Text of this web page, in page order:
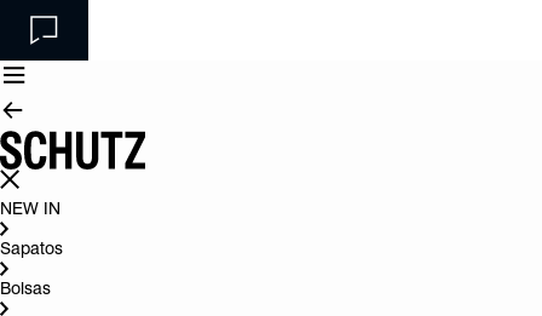
NEW IN
Sapatos
Bolsas